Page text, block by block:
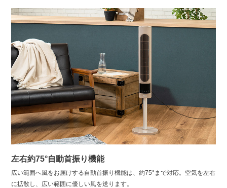
左右約75°自動首振り機能
広い範囲へ風をお届けする自動首振り機能は、約75°まで対応。空気を左右
に拡散し、広い範囲に優しい風を送ります。